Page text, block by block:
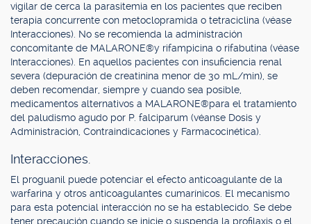
vigilar de cerca la parasitemia en los pacientes que reciben
terapia concurrente con metoclopramida o tetraciclina (véase
Interacciones). No se recomienda la administración
concomitante de MALARONE®y rifampicina o rifabutina (véase
Interacciones). En aquellos pacientes con insuficiencia renal
severa (depuración de creatinina menor de 30 mL/min), se
deben recomendar, siempre y cuando sea posible,
medicamentos alternativos a MALARONE®para el tratamiento
del paludismo agudo por P. falciparum (véanse Dosis y
Administración, Contraindicaciones y Farmacocinética).
Interacciones.
El proguanil puede potenciar el efecto anticoagulante de la
warfarina y otros anticoagulantes cumarínicos. El mecanismo
para esta potencial interacción no se ha establecido. Se debe
tener precaución cuando se inicie o suspenda la profilaxis o el